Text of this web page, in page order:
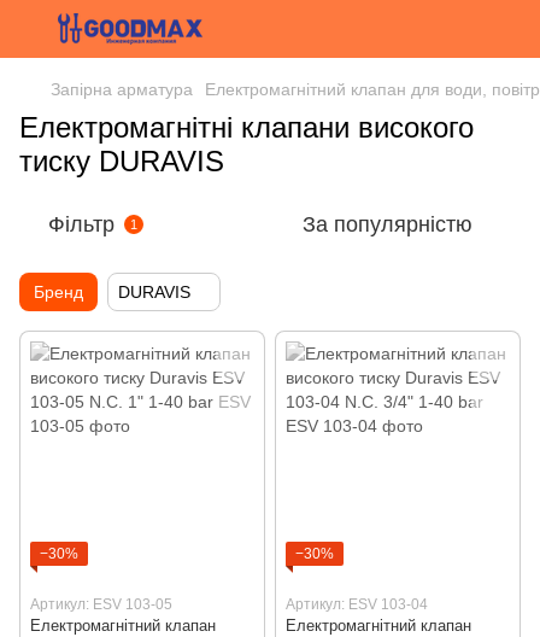
Запірна арматура Електромагнітний клапан для води,
Електромагнітні клапани високого
тиску DURAVIS
Фільтр 1 За популярністю
Бренд DURAVIS
−30%
Артикул: ESV 103-05
Електромагнітний клапан
−30%
Артикул: ESV 103-04
Електромагнітний клапан